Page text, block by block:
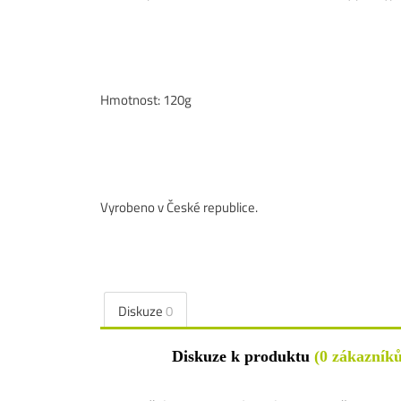
Hmotnost: 120g
Vyrobeno v České republice.
Diskuze0
Diskuze k produktu (0